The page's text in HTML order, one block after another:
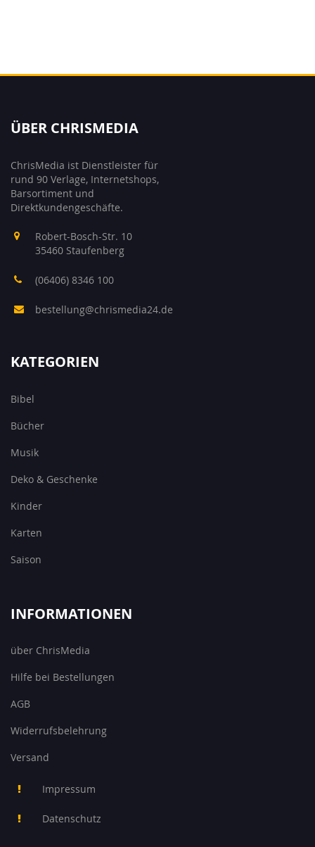
ÜBER CHRISMEDIA
ChrisMedia ist Dienstleister für
rund 90 Verlage, Internetshops,
Barsortiment und
Direktkundengeschäfte.
Robert-Bosch-Str. 10
35460 Staufenberg
(06406) 8346 100
bestellung@chrismedia24.de
KATEGORIEN
Bibel
Bücher
Musik
Deko & Geschenke
Kinder
Karten
Saison
INFORMATIONEN
über ChrisMedia
Hilfe bei Bestellungen
AGB
Widerrufsbelehrung
Versand
Impressum
Datenschutz